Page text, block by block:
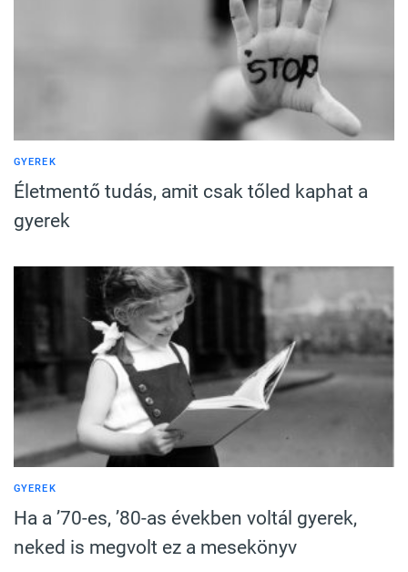
GYEREK
Életmentő tudás, amit csak tőled kaphat a
gyerek
GYEREK
Ha a ’70-es, ’80-as években voltál gyerek,
neked is megvolt ez a mesekönyv